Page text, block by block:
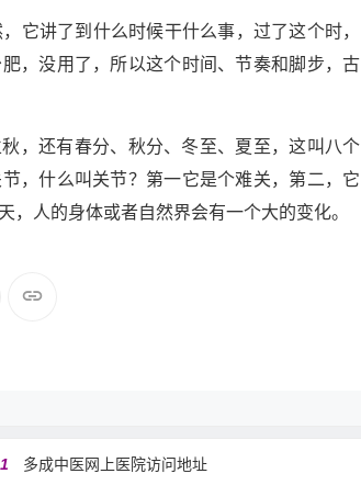
它讲了到什么时候干什么事，过了这个时，
，没用了，所以这个时间、节奏和脚步，古
，还有春分、秋分、冬至、夏至，这叫八个
，什么叫关节？第一它是个难关，第二，它
人的身体或者自然界会有一个大的变化。
1
多成中医网上医院访问地址